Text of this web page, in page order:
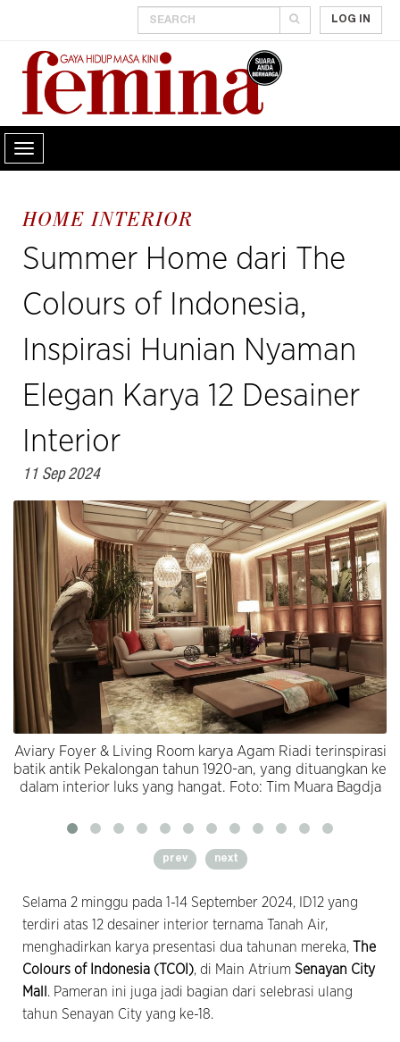
LOG IN
HOME INTERIOR
Summer Home dari The
Colours of Indonesia,
Inspirasi Hunian Nyaman
Elegan Karya 12 Desainer
Interior
11 Sep 2024
Aviary Foyer & Living Room karya Agam Riadi terinspirasi
batik antik Pekalongan tahun 1920-an, yang dituangkan ke
dalam interior luks yang hangat. Foto: Tim Muara Bagdja
prev next
Selama 2 minggu pada 1-14 September 2024, ID12 yang
terdiri atas 12 desainer interior ternama Tanah Air,
menghadirkan karya presentasi dua tahunan mereka, The
Colours of Indonesia (TCOI), di Main Atrium Senayan City
Mall . Pameran ini juga jadi bagian dari selebrasi ulang
tahun Senayan City yang ke-18.